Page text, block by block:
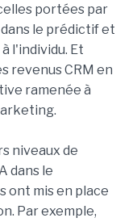
portées par
le prédictif et
l'individu. Et
revenus CRM en
ramenée à
niveaux de
dans le
ont mis en place
Par exemple,